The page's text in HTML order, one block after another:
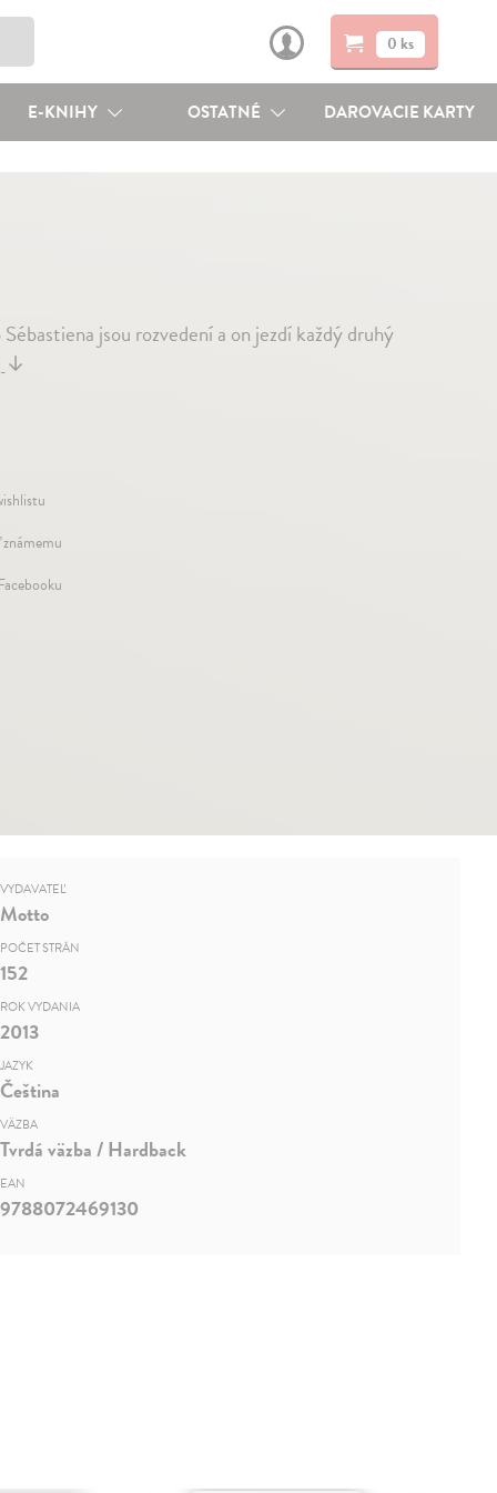
0 ks
E-KNIHY OSTATNÉ DAROVACIE KARTY
jsou rozvedení a on jezdí každý druhý
↓
VYDAVATEĽ
Motto
POČET STRÁN
152
ROK VYDANIA
2013
JAZYK
Čeština
VÄZBA
Tvrdá väzba / Hardback
EAN
9788072469130